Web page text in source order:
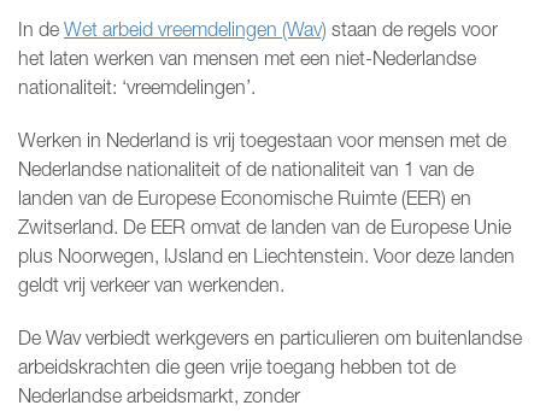
In de Wet arbeid vreemdelingen (Wav) staan de regels voor
het laten werken van mensen met een niet-Nederlandse
nationaliteit: ‘vreemdelingen’.
Werken in Nederland is vrij toegestaan voor mensen met de
Nederlandse nationaliteit of de nationaliteit van 1 van de
landen van de Europese Economische Ruimte (EER) en
Zwitserland. De EER omvat de landen van de Europese Unie
plus Noorwegen, IJsland en Liechtenstein. Voor deze landen
geldt vrij verkeer van werkenden.
De Wav verbiedt werkgevers en particulieren om buitenlandse
arbeidskrachten die geen vrije toegang hebben tot de
Nederlandse arbeidsmarkt, zonder